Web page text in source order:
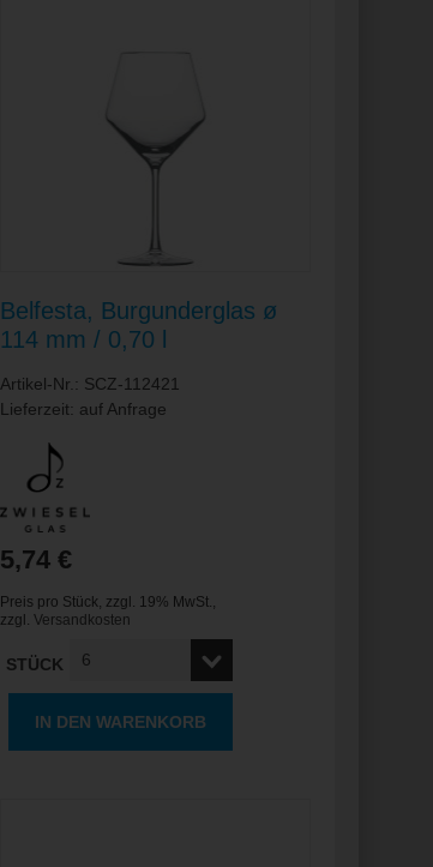
Belfesta, Burgunderglas ø
114 mm / 0,70 l
Artikel-Nr.: SCZ-112421
Lieferzeit: auf Anfrage
5,74 €
Preis pro Stück, zzgl. 19% MwSt.,
zzgl. Versandkosten
STÜCK
IN DEN WARENKORB